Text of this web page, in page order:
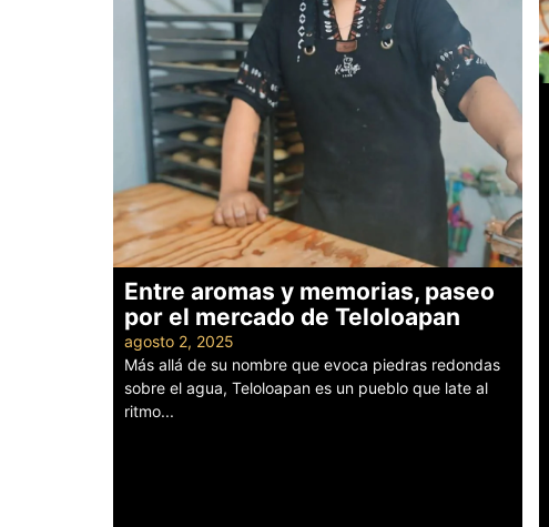
Entre aromas y memorias, paseo
por el mercado de Teloloapan
agosto 2, 2025
Más allá de su nombre que evoca piedras redondas
sobre el agua, Teloloapan es un pueblo que late al
ritmo...